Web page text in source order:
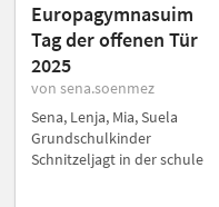
Europagymnasuim
Tag der offenen Tür
2025
von sena.soenmez
Sena, Lenja, Mia, Suela
Grundschulkinder
Schnitzeljagt in der schule